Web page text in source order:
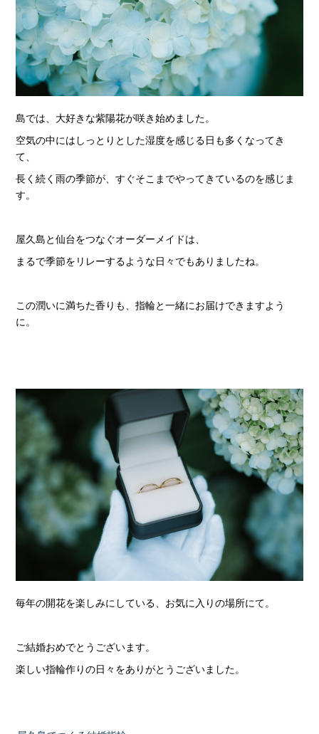
島では、大好きな紫陽花が咲き始めました。
空気の中にはしっとりとした湿度を感じる日も多くなってき
て、
長く続く雨の季節が、すぐそこまでやってきているのを感じま
す。
屋久島と仙台をつなぐオーダーメイドは、
まるで季節をリレーするような日々でもありましたね。
この潤いに満ちた香りも、指輪と一緒にお届けできますよう
に。
毎年の開花を楽しみにしている、お気に入りの場所にて。
ご結婚おめでとうございます。
楽しい指輪作りの日々をありがとうございました。